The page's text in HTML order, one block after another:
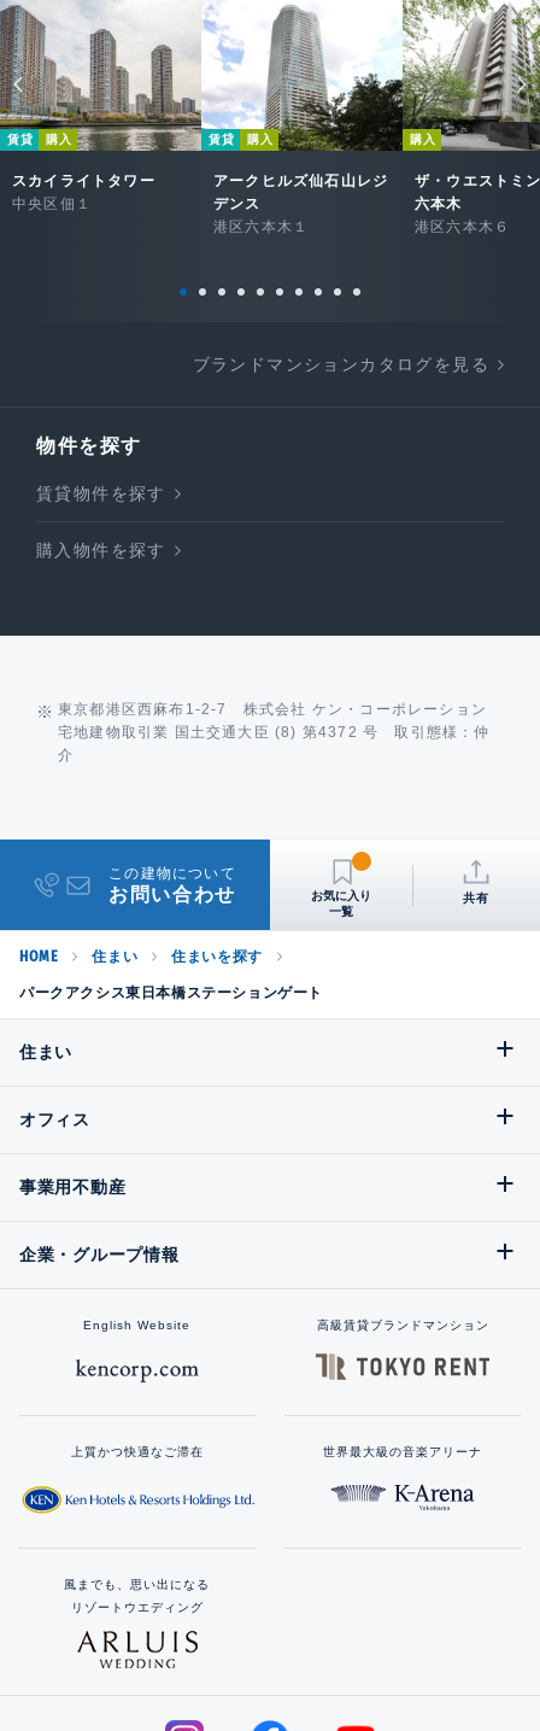
賃貸 購入
スカイライトタワー
中央区佃１
賃貸 購入
アークヒルズ仙石山レジ
デンス
港区六本木１
購入
ザ・ウエストミ
六本木
港区六本木６
ブランドマンションカタログを見る
物件を探す
賃貸物件を探す
購入物件を探す
東京都港区西麻布1-2-7 株式会社 ケン・コーポレーション
宅地建物取引業 国土交通大臣 (8) 第4372 号 取引態様：仲
介
この建物について
お問い合わせ 共有
HOME 住まい 住まいを探す
パークアクシス東日本橋ステーションゲート
住まい
オフィス
事業用不動産
企業・グループ情報
English Website 高級賃貸ブランドマンション
上質かつ快適なご滞在 世界最大級の音楽アリーナ
風までも、思い出になる
リゾートウエディング